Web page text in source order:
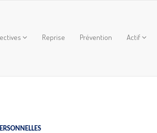
Reprise Prévention Actif